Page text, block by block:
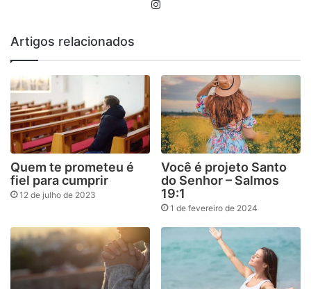
Artigos relacionados
Quem te prometeu é
fiel para cumprir
12 de julho de 2023
Você é projeto Santo
do Senhor – Salmos
19:1
1 de fevereiro de 2024